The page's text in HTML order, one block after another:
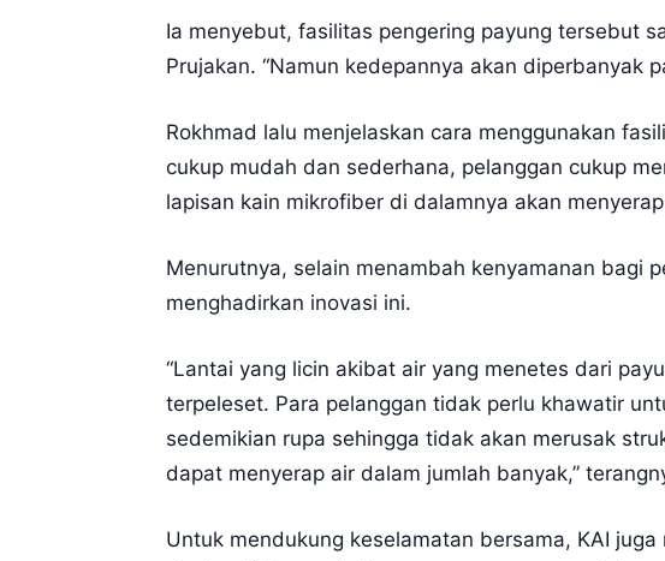
Ia menyebut, fasilitas pengering payung tersebut
Prujakan. “Namun kedepannya akan diperbanyak
Rokhmad lalu menjelaskan cara menggunakan
cukup mudah dan sederhana, pelanggan cukup
lapisan kain mikrofiber di dalamnya akan
Menurutnya, selain menambah kenyamanan bagi
menghadirkan inovasi ini.
“Lantai yang licin akibat air yang menetes dari
terpeleset. Para pelanggan tidak perlu khawatir
sedemikian rupa sehingga tidak akan merusak
dapat menyerap air dalam jumlah banyak,”
Untuk mendukung keselamatan bersama, KAI